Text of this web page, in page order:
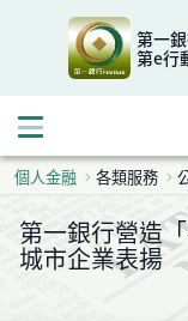
第一
第e行
開啟行動
個人金融 各類服務
第一銀行營造
城市企業表揚